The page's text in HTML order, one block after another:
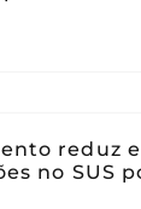
reduz
no SUS